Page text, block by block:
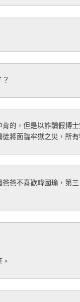
的，但是以詐騙假博
將面臨牢獄之災，所
爸不喜歡韓國瑜，第